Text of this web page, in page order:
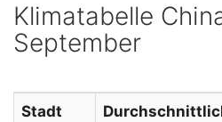
Klimatabelle
September
Stadt